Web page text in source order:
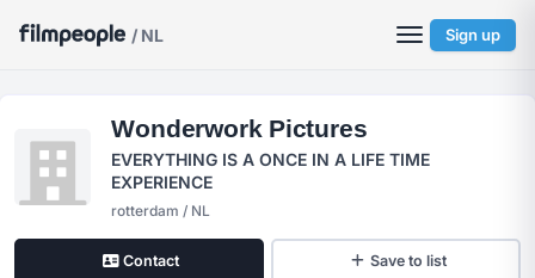
/ NL Sign up
Wonderwork Pictures
EVERYTHING IS A ONCE IN A LIFE TIME
EXPERIENCE
rotterdam / NL
Contact Save to list